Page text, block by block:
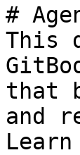
#
This
that
and